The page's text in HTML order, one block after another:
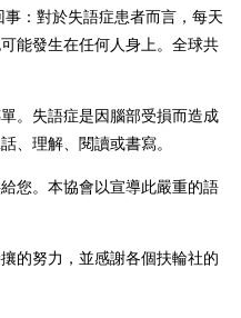
：對於失語症患者而言，每天
能發生在任何人身上。全球共
。失語症是因腦部受損而造成
、理解、閱讀或書寫。
您。本協會以宣導此嚴重的語
的努力，並感謝各個扶輪社的